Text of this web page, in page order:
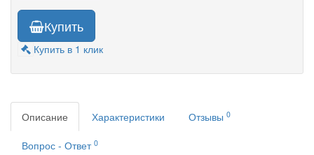
Купить
Купить в 1 клик
Описание Характеристики Отзывы 0
Вопрос - Ответ 0